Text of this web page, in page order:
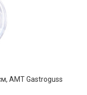
AMT Gastroguss